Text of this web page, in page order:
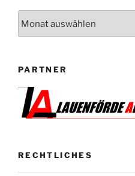
PARTNER
RECHTLICHES